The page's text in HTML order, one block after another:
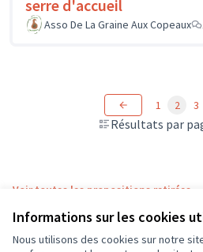
Informations sur les cookies
Nous utilisons des cookies sur notre
serre d'accueil
Asso De La Graine Aux Copeaux
Résultats par
1 2 3
Voir toutes les propositions retirées
Conditions d'utilisation